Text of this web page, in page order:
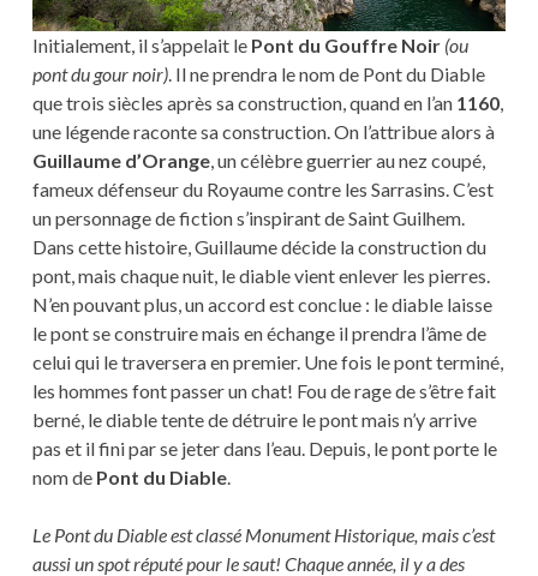
Initialement, il s’appelait le Pont du Gouffre Noir (ou
pont du gour noir). Il ne prendra le nom de Pont du Diable
que trois siècles après sa construction, quand en l’an 1160,
une légende raconte sa construction. On l’attribue alors à
Guillaume d’Orange, un célèbre guerrier au nez coupé,
fameux défenseur du Royaume contre les Sarrasins. C’est
un personnage de fiction s’inspirant de Saint Guilhem.
Dans cette histoire, Guillaume décide la construction du
pont, mais chaque nuit, le diable vient enlever les pierres.
N’en pouvant plus, un accord est conclue : le diable laisse
le pont se construire mais en échange il prendra l’âme de
celui qui le traversera en premier. Une fois le pont terminé,
les hommes font passer un chat! Fou de rage de s’être fait
berné, le diable tente de détruire le pont mais n’y arrive
pas et il fini par se jeter dans l’eau. Depuis, le pont porte le
nom de Pont du Diable.
Le Pont du Diable est classé Monument Historique, mais c’est
aussi un spot réputé pour le saut! Chaque année, il y a des